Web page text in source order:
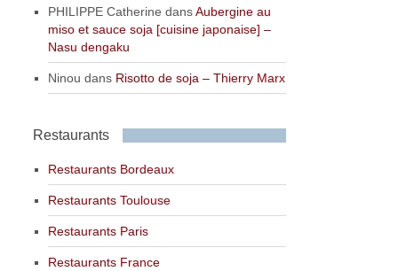
PHILIPPE Catherine dansAubergine au
miso et sauce soja [cuisine japonaise] –
Nasu dengaku
Ninou dans Risotto de soja – Thierry Marx
Restaurants
Restaurants Bordeaux
Restaurants Toulouse
Restaurants Paris
Restaurants France